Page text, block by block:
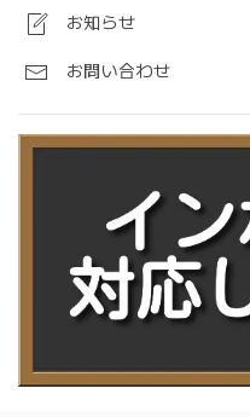
お知らせ
お問い合わせ